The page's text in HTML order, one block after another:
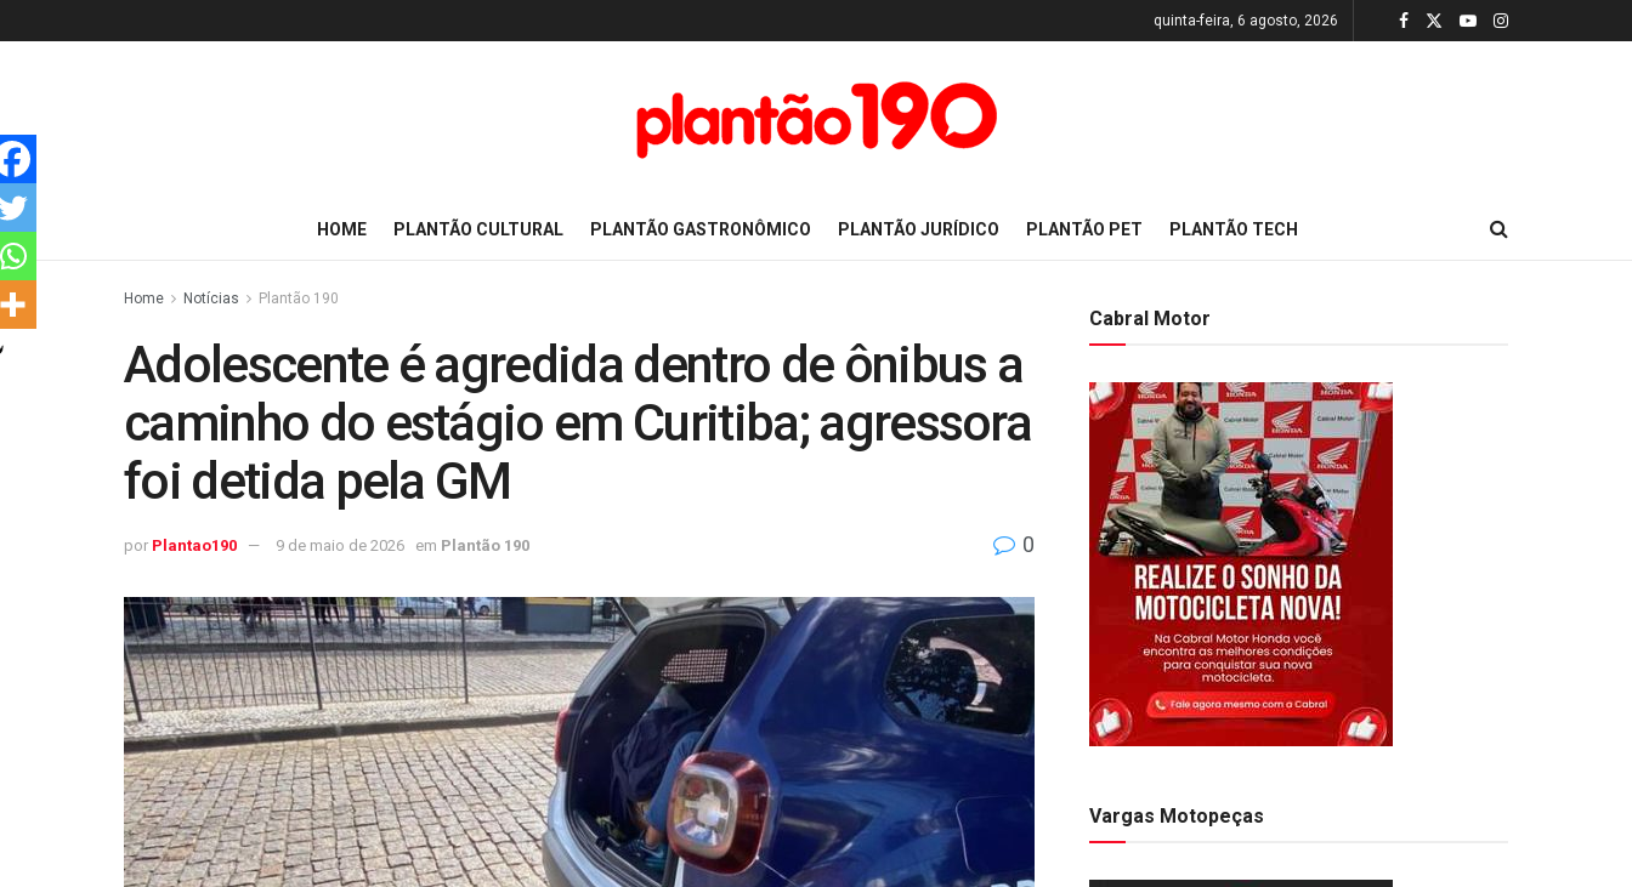
quinta-feira, 6 agosto, 2026
HOME PLANTÃO CULTURAL PLANTÃO GASTRONÔMICO PLANTÃO JURÍDICO PLANTÃO PET PLANTÃO TECH
Home Notícias Plantão 190
Adolescente é agredida dentro de ônibus a
caminho do estágio em Curitiba; agressora
foi detida pela GM
por Plantao190 9 de maio de 2026 em Plantão 190 0
Cabral Motor
Vargas Motopeças